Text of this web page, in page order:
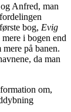
Anfred, man
bog, Evig
i bogen end
på banen.
da man
om,